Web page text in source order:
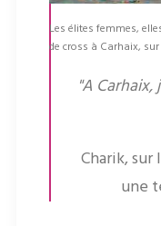
Les élites femmes,
de cross à Carhaix,
"A
Charik,
une